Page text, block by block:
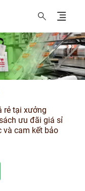
rẻ tại xưởng
ưu đãi giá sỉ
và cam kết bảo